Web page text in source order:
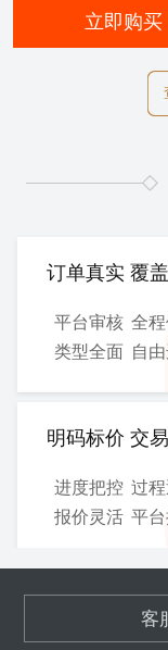
立即购买
图、 电气施工图等
可选服务：设计院盖
800/工
总施工图
图、 电气施工图等
订单真实 覆
平台审核 全
类型全面 自
明码标价 交
进度把控 过
报价灵活 平
客